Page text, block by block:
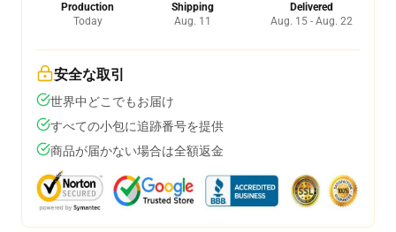
Production
Today
Shipping
Aug. 11
Delivered
Aug. 15 - Aug. 22
安全な取引
世界中どこでもお届け
すべての小包に追跡番号を提供
商品が届かない場合は全額返金